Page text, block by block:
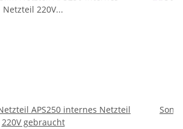
APS250 internes Netzteil
220V gebraucht
Sony